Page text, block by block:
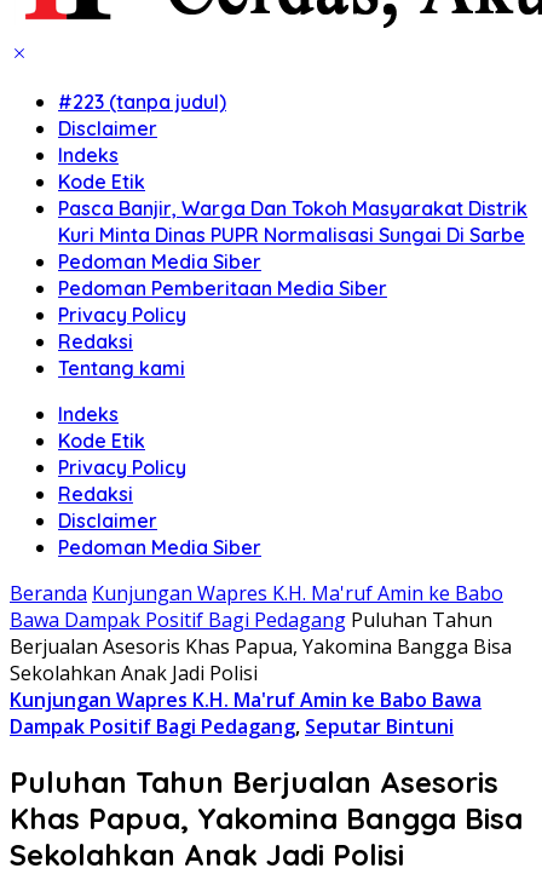
#223 (tanpa judul)
Disclaimer
Indeks
Kode Etik
Pasca Banjir, Warga Dan Tokoh Masyarakat Distrik
Kuri Minta Dinas PUPR Normalisasi Sungai Di Sarbe
Pedoman Media Siber
Pedoman Pemberitaan Media Siber
Privacy Policy
Redaksi
Tentang kami
Indeks
Kode Etik
Privacy Policy
Redaksi
Disclaimer
Pedoman Media Siber
Beranda Kunjungan Wapres K.H. Ma'ruf Amin ke Babo
Bawa Dampak Positif Bagi Pedagang Puluhan Tahun
Berjualan Asesoris Khas Papua, Yakomina Bangga Bisa
Sekolahkan Anak Jadi Polisi
Kunjungan Wapres K.H. Ma'ruf Amin ke Babo Bawa
Dampak Positif Bagi Pedagang, Seputar Bintuni
Puluhan Tahun Berjualan Asesoris
Khas Papua, Yakomina Bangga Bisa
Sekolahkan Anak Jadi Polisi